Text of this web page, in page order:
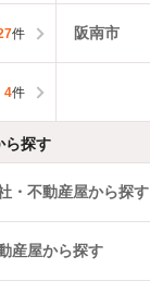
件 阪南市
4件
ら探す
・不動産屋から探す
産屋から探す